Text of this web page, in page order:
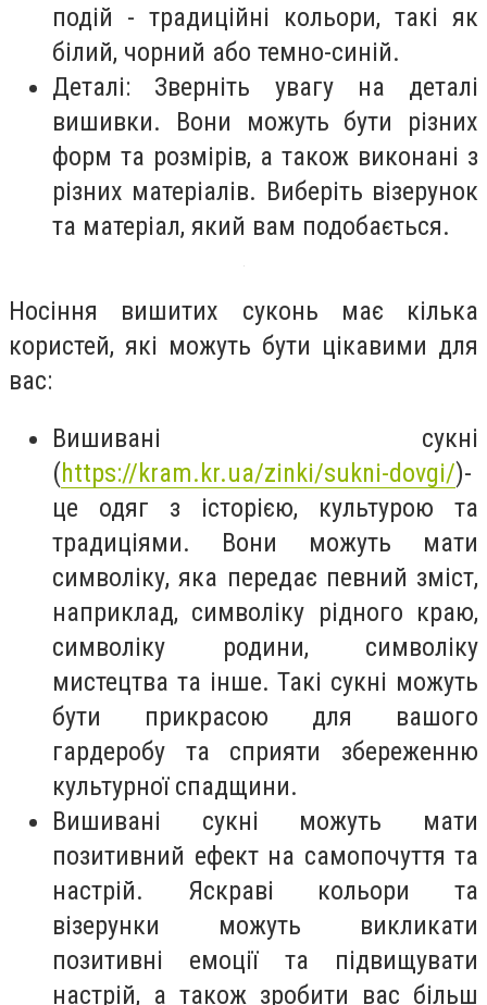
подій - традиційні кольори, такі як
білий, чорний або темно-синій.
Деталі: Зверніть увагу на деталі
вишивки. Вони можуть бути різних
форм та розмірів, а також виконані з
різних матеріалів. Виберіть візерунок
та матеріал, який вам подобається.
Носіння вишитих суконь має кілька
користей, які можуть бути цікавими для
вас:
Вишивані сукні
(https://kram.kr.ua/zinki/sukni-dovgi/)-
це одяг з історією, культурою та
традиціями. Вони можуть мати
символіку, яка передає певний зміст,
наприклад, символіку рідного краю,
символіку родини, символіку
мистецтва та інше. Такі сукні можуть
бути прикрасою для вашого
гардеробу та сприяти збереженню
культурної спадщини.
Вишивані сукні можуть мати
позитивний ефект на самопочуття та
настрій. Яскраві кольори та
візерунки можуть викликати
позитивні емоції та підвищувати
настрій, а також зробити вас більш